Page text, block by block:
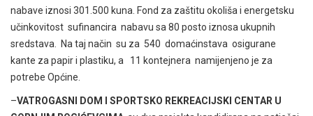
nabave iznosi 301.500 kuna. Fond za zaštitu okoliša i energetsku
učinkovitost sufinancira nabavu sa 80 posto iznosa ukupnih
sredstava. Na taj način su za 540 domaćinstava osigurane
kante za papir i plastiku, a 11 kontejnera namijenjeno je za
potrebe Općine.
–VATROGASNI DOM I SPORTSKO REKREACIJSKI CENTAR U